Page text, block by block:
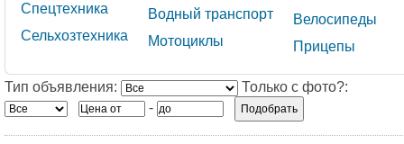
Спецтехника
Сельхозтехника
Водный транспорт
Мотоциклы
Велосипеды
Прицепы
Тип объявления:
Только с фото?:
-